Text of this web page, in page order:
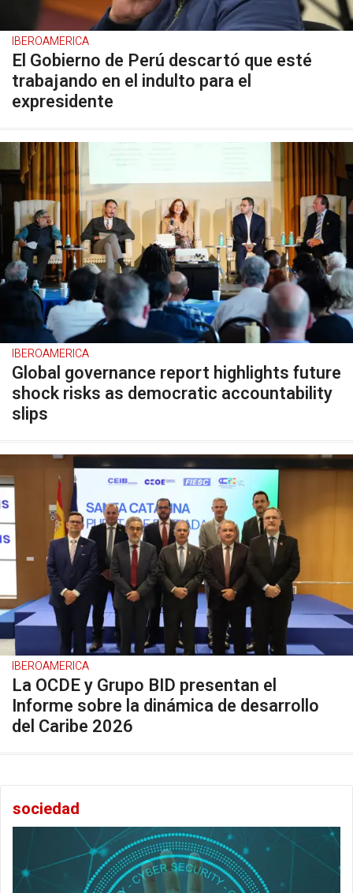
IBEROAMERICA
El Gobierno de Perú descartó que esté
trabajando en el indulto para el
expresidente
IBEROAMERICA
Global governance report highlights future
shock risks as democratic accountability
slips
IBEROAMERICA
La OCDE y Grupo BID presentan el
Informe sobre la dinámica de desarrollo
del Caribe 2026
sociedad